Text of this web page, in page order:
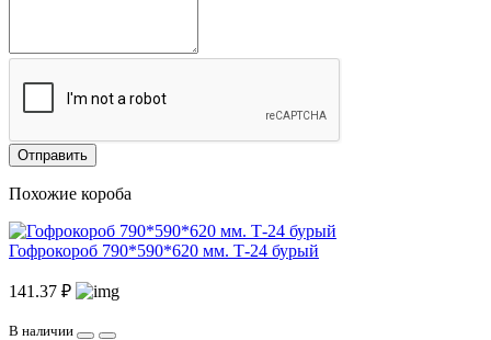
Отправить
Похожие короба
Гофрокороб 790*590*620 мм. Т-24 бурый
141.37 ₽
В наличии